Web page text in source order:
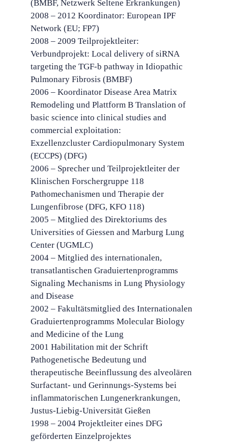
(BMBF, Netzwerk Seltene Erkrankungen)
2008 – 2012 Koordinator: European IPF
Network (EU; FP7)
2008 – 2009 Teilprojektleiter:
Verbundprojekt: Local delivery of siRNA
targeting the TGF-b pathway in Idiopathic
Pulmonary Fibrosis (BMBF)
2006 – Koordinator Disease Area Matrix
Remodeling und Plattform B Translation of
basic science into clinical studies and
commercial exploitation:
Exzellenzcluster Cardiopulmonary System
(ECCPS) (DFG)
2006 – Sprecher und Teilprojektleiter der
Klinischen Forschergruppe 118
Pathomechanismen und Therapie der
Lungenfibrose (DFG, KFO 118)
2005 – Mitglied des Direktoriums des
Universities of Giessen and Marburg Lung
Center (UGMLC)
2004 – Mitglied des internationalen,
transatlantischen Graduiertenprogramms
Signaling Mechanisms in Lung Physiology
and Disease
2002 – Fakultätsmitglied des Internationalen
Graduiertenprogramms Molecular Biology
and Medicine of the Lung
2001 Habilitation mit der Schrift
Pathogenetische Bedeutung und
therapeutische Beeinflussung des alveolären
Surfactant- und Gerinnungs-Systems bei
inflammatorischen Lungenerkrankungen,
Justus-Liebig-Universität Gießen
1998 – 2004 Projektleiter eines DFG
geförderten Einzelprojektes